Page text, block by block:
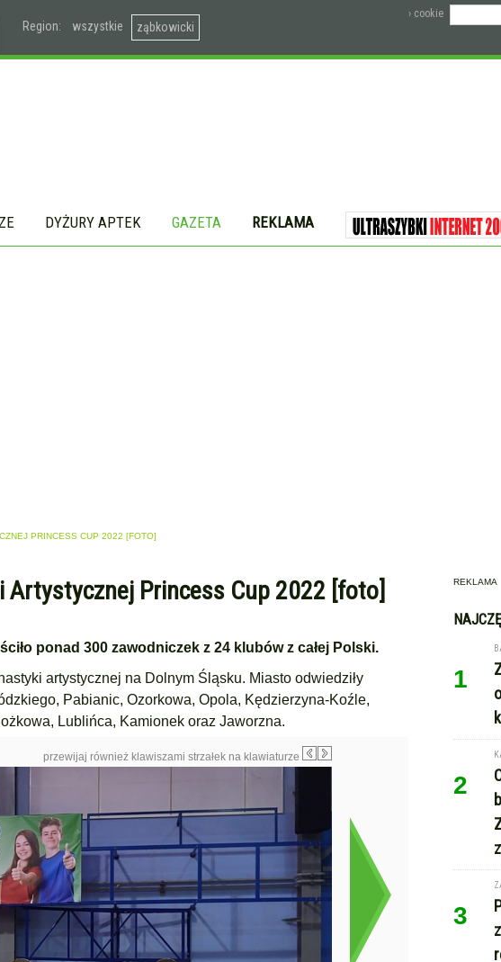
Region: wszystkie ząbkowicki
› cookie
DYŻURY APTEK GAZETA REKLAMA
PRINCESS CUP 2022 [FOTO]
Princess Cup 2022 [foto]
ponad 300 zawodniczek z 24 klubów z całej Polski.
artystycznej na Dolnym Śląsku. Miasto odwiedziły
Pabianic, Ozorkowa, Opola, Kędzierzyna-Koźle,
Lublińca, Kamionek oraz Jaworzna.
przewijaj również klawiszami strzałek na klawiaturze
REKLAMA
1
2
3